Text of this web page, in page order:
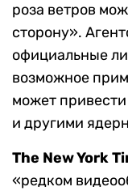
роза ветров
сторону».
официальные
возможное
может
и другими
The New York
«редком